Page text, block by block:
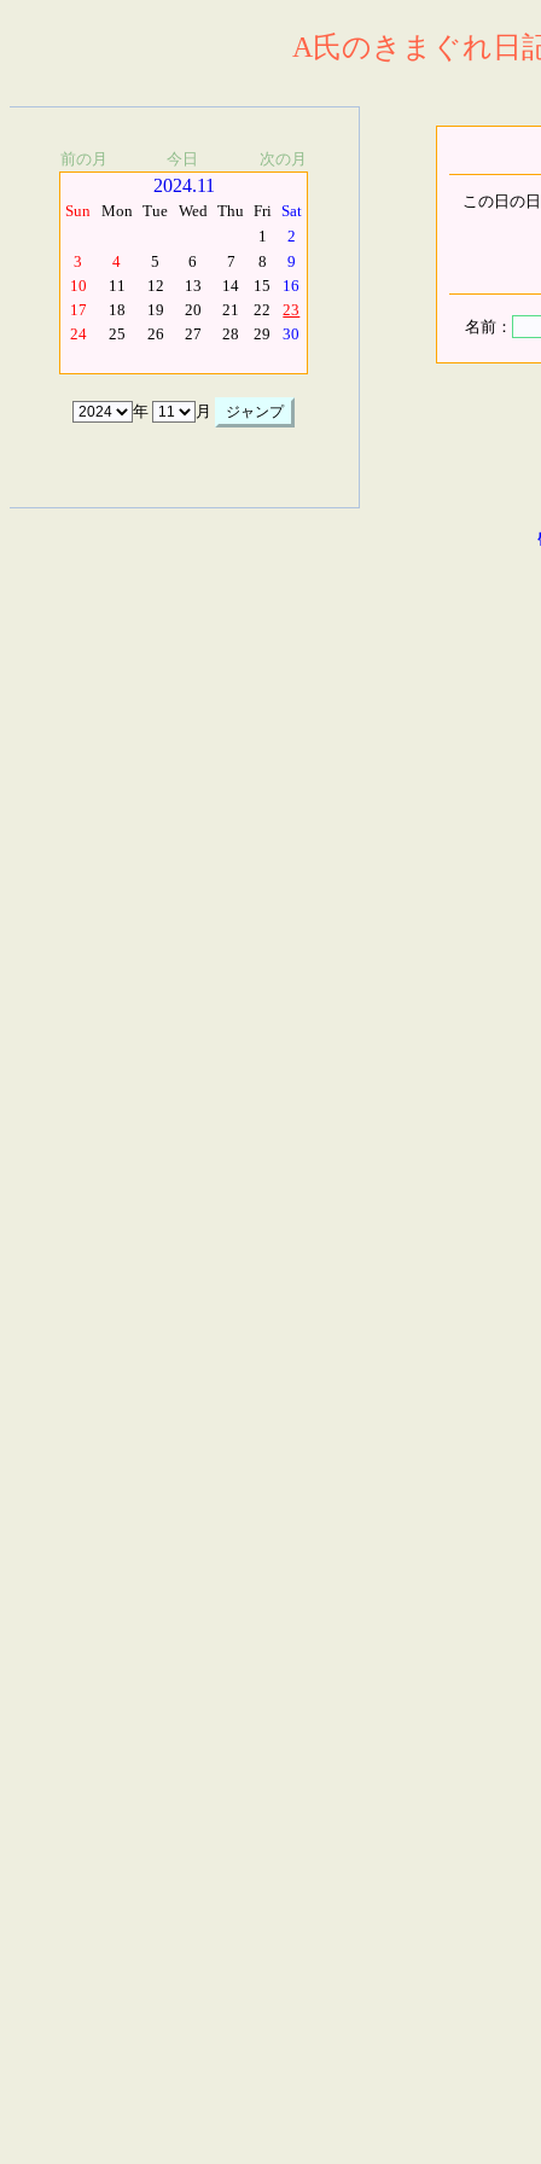
A氏のきまぐれ日
前の月 今日 次の月
2024.11
Sun Mon Tue Wed Thu Fri Sat
1
2
3
4 5 6 7 8
9
10
11 12 13 14 15
16
17
18 19 20 21 22
23
24
25 26 27 28 29 30
年 月
この日の
名前：